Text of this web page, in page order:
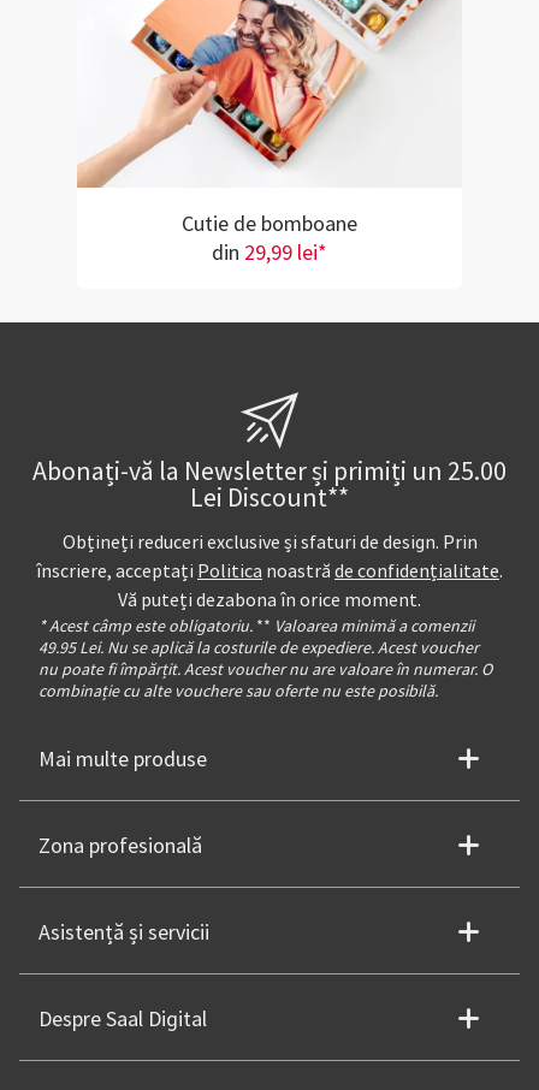
Cutie de bomboane
din 29,99 lei*
Abonați-vă la Newsletter și primiți un 25.00
Lei Discount**
Obțineți reduceri exclusive și sfaturi de design. Prin
înscriere, acceptați Politica noastră de confidențialitate.
Vă puteți dezabona în orice moment.
* Acest câmp este obligatoriu. ** Valoarea minimă a comenzii
49.95 Lei. Nu se aplică la costurile de expediere. Acest voucher
nu poate fi împărțit. Acest voucher nu are valoare în numerar. O
combinație cu alte vouchere sau oferte nu este posibilă.
Mai multe produse
Zona profesională
Asistență și servicii
Despre Saal Digital